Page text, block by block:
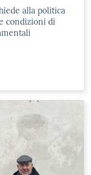
alla politica
condizioni di